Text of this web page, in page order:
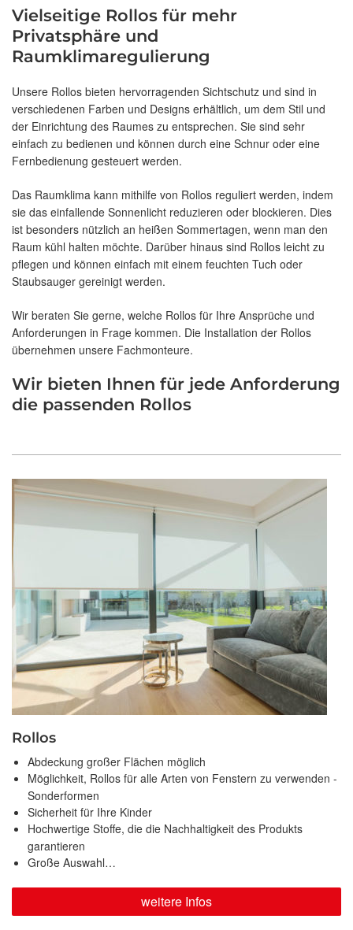
Vielseitige Rollos für mehr
Privatsphäre und
Raumklimaregulierung
Unsere Rollos bieten hervorragenden Sichtschutz und sind in
verschiedenen Farben und Designs erhältlich, um dem Stil und
der Einrichtung des Raumes zu entsprechen. Sie sind sehr
einfach zu bedienen und können durch eine Schnur oder eine
Fernbedienung gesteuert werden.
Das Raumklima kann mithilfe von Rollos reguliert werden, indem
sie das einfallende Sonnenlicht reduzieren oder blockieren. Dies
ist besonders nützlich an heißen Sommertagen, wenn man den
Raum kühl halten möchte. Darüber hinaus sind Rollos leicht zu
pflegen und können einfach mit einem feuchten Tuch oder
Staubsauger gereinigt werden.
Wir beraten Sie gerne, welche Rollos für Ihre Ansprüche und
Anforderungen in Frage kommen. Die Installation der Rollos
übernehmen unsere Fachmonteure.
Wir bieten Ihnen für jede Anforderung
die passenden Rollos
Rollos
Abdeckung großer Flächen möglich
Möglichkeit, Rollos für alle Arten von Fenstern zu verwenden -
Sonderformen
Sicherheit für Ihre Kinder
Hochwertige Stoffe, die die Nachhaltigkeit des Produkts
garantieren
Große Auswahl…
weitere Infos